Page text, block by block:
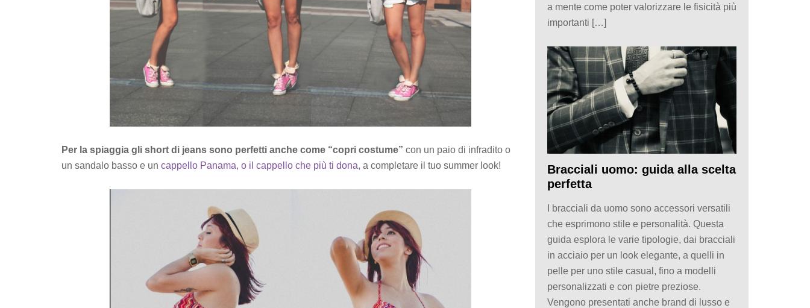
Per la spiaggia gli short di jeans sono perfetti anche come “copri costume” con un paio di infradito o
un sandalo basso e un cappello Panama, o il cappello che più ti dona, a completare il tuo summer look!
a mente come poter valorizzare le fisicità più
importanti […]
Bracciali uomo: guida alla scelta
perfetta
I bracciali da uomo sono accessori versatili
che esprimono stile e personalità. Questa
guida esplora le varie tipologie, dai bracciali
in acciaio per un look elegante, a quelli in
pelle per uno stile casual, fino a modelli
personalizzati e con pietre preziose.
Vengono presentati anche brand di lusso e